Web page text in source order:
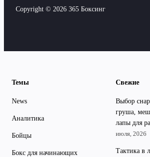
Copyright © 2026 365 Боксинг
Темы
News
Аналитика
Бойцы
Бокс для начинающих
Свежие
Выбор
груша,
лапы для
июля, 2026
Тактика в